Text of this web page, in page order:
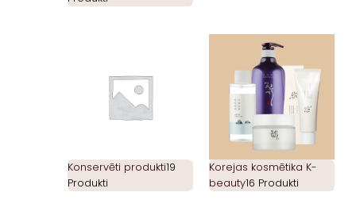
Konservēti produkti19
Produkti
Korejas kosmētika K-
beauty16 Produkti